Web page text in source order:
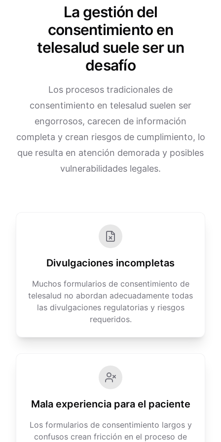
La gestión del
consentimiento en
telesalud suele ser un
desafío
Los procesos tradicionales de
consentimiento en telesalud suelen ser
engorrosos, carecen de información
completa y crean riesgos de cumplimiento, lo
que resulta en atención demorada y posibles
vulnerabilidades legales.
Divulgaciones incompletas
Muchos formularios de consentimiento de
telesalud no abordan adecuadamente todas
las divulgaciones regulatorias y riesgos
requeridos.
Mala experiencia para el paciente
Los formularios de consentimiento largos y
confusos crean fricción en el proceso de